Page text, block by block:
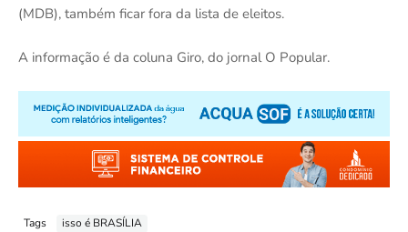
(MDB), também ficar fora da lista de eleitos.
A informação é da coluna Giro, do jornal O Popular.
Tags isso é BRASÍLIA